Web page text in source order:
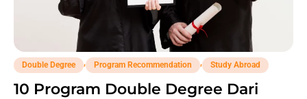
Double Degree , Program Recommendation , Study Abroad
10 Program Double Degree Dari